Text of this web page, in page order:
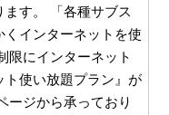
す。 「各種サブス
インターネットを使
限にインターネット
ト使い放題プラン』が
ージから承っており